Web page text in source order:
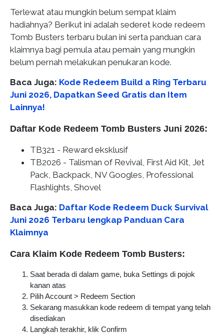
Terlewat atau mungkin belum sempat klaim
hadiahnya? Berikut ini adalah sederet kode redeem
Tomb Busters terbaru bulan ini serta panduan cara
klaimnya bagi pemula atau pemain yang mungkin
belum pernah melakukan penukaran kode.
Baca Juga: Kode Redeem Build a Ring Terbaru
Juni 2026, Dapatkan Seed Gratis dan Item
Lainnya!
Daftar Kode Redeem Tomb Busters Juni 2026:
TB321 - Reward eksklusif
TB2026 - Talisman of Revival, First Aid Kit, Jet
Pack, Backpack, NV Googles, Professional
Flashlights, Shovel
Baca Juga: Daftar Kode Redeem Duck Survival
Juni 2026 Terbaru lengkap Panduan Cara
Klaimnya
Cara Klaim Kode Redeem Tomb Busters:
Saat berada di dalam game, buka Settings di pojok
kanan atas
Pilih Account > Redeem Section
Sekarang masukkan kode redeem di tempat yang telah
disediakan
Langkah terakhir, klik Confirm